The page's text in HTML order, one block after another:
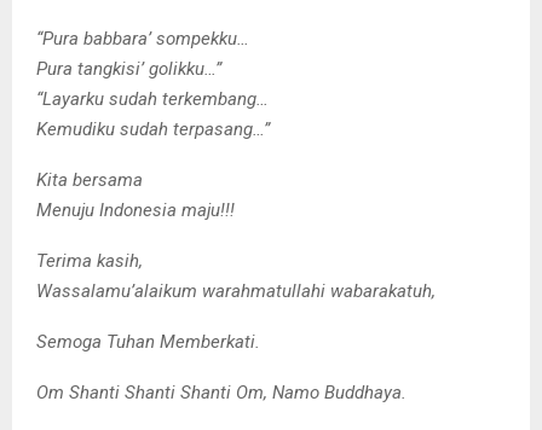
“Pura babbara’ sompekku…
Pura tangkisi’ golikku…”
“Layarku sudah terkembang…
Kemudiku sudah terpasang…”
Kita bersama
Menuju Indonesia maju!!!
Terima kasih,
Wassalamu’alaikum warahmatullahi wabarakatuh,
Semoga Tuhan Memberkati.
Om Shanti Shanti Shanti Om, Namo Buddhaya.